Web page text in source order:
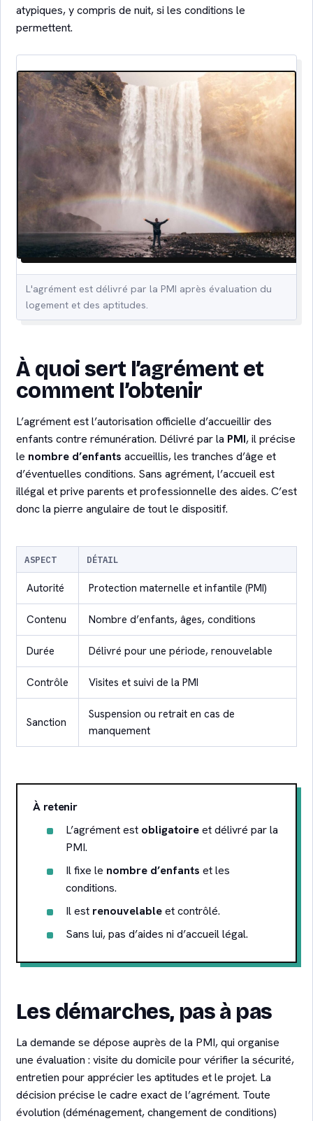
atypiques, y compris de nuit, si les conditions le
permettent.
L'agrément est délivré par la PMI après évaluation du
logement et des aptitudes.
À quoi sert l’agrément et
comment l’obtenir
L’agrément est l’autorisation officielle d’accueillir des
enfants contre rémunération. Délivré par la PMI, il précise
le nombre d’enfants accueillis, les tranches d’âge et
d’éventuelles conditions. Sans agrément, l’accueil est
illégal et prive parents et professionnelle des aides. C’est
donc la pierre angulaire de tout le dispositif.
ASPECT DÉTAIL
Autorité Protection maternelle et infantile (PMI)
Contenu Nombre d’enfants, âges, conditions
Durée Délivré pour une période, renouvelable
Contrôle Visites et suivi de la PMI
Sanction
Suspension ou retrait en cas de
manquement
À retenir
L’agrément est obligatoireet délivré par la
PMI.
Il fixe le nombre d’enfants et les
conditions.
Il est renouvelableet contrôlé.
Sans lui, pas d’aides ni d’accueil légal.
Les démarches, pas à pas
La demande se dépose auprès de la PMI, qui organise
une évaluation : visite du domicile pour vérifier la sécurité,
entretien pour apprécier les aptitudes et le projet. La
décision précise le cadre exact de l’agrément. Toute
évolution (déménagement, changement de conditions)